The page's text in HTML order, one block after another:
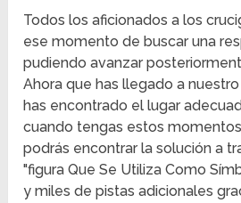
Todos los aficionados a los
ese momento de buscar una
pudiendo avanzar
Ahora que has llegado a
has encontrado el lugar
cuando tengas estos
podrás encontrar la solución a
"figura Que Se Utiliza Como
y miles de pistas adicionales